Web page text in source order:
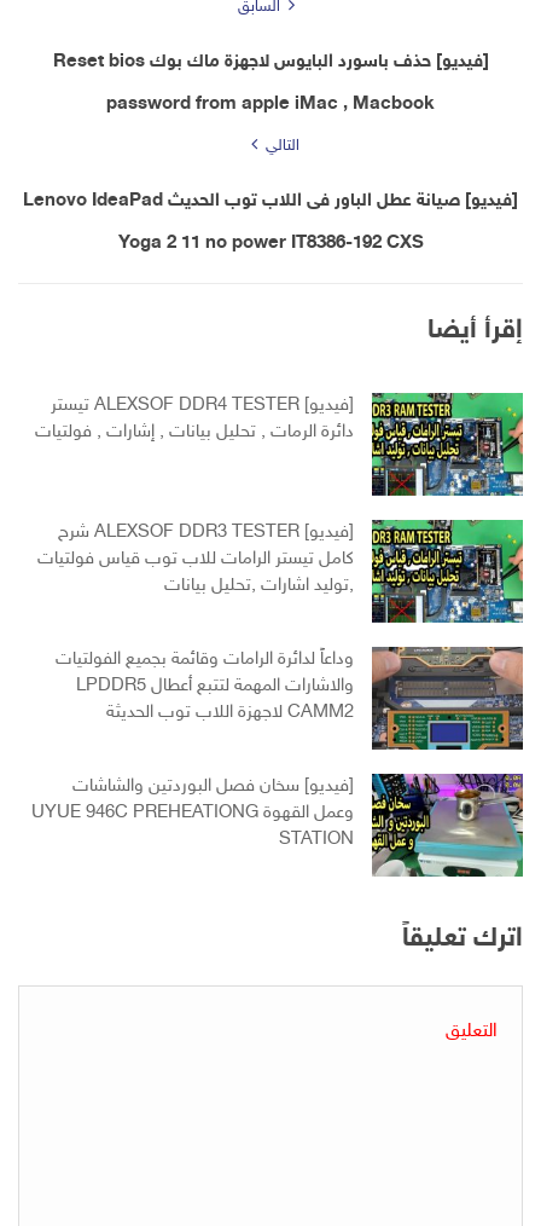
السابق
[فيديو] حذف باسورد البايوس لاجهزة ماك بوك Reset bios
password from apple iMac , Macbook
التالي
[فيديو] صيانة عطل الباور فى اللاب توب الحديث Lenovo IdeaPad
Yoga 2 11 no power IT8386-192 CXS
إقرأ أيضا
[فيديو] ALEXSOF DDR4 TESTER تيستر
دائرة الرمات , تحليل بيانات , إشارات , فولتيات
[فيديو] ALEXSOF DDR3 TESTER شرح
كامل تيستر الرامات للاب توب قياس فولتيات
,توليد اشارات ,تحليل بيانات
وداعاً لدائرة الرامات وقائمة بجميع الفولتيات
والاشارات المهمة لتتبع أعطال LPDDR5
CAMM2 لاجهزة اللاب توب الحديثة
[فيديو] سخان فصل البوردتين والشاشات
وعمل القهوة UYUE 946C PREHEATIONG
STATION
اترك تعليقاً